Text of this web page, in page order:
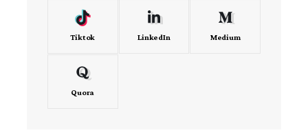
Tiktok LinkedIn Medium
Quora